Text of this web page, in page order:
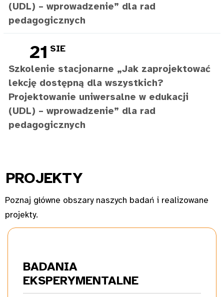
(UDL) – wprowadzenie” dla rad
pedagogicznych
21 SIE
Szkolenie stacjonarne „Jak zaprojektować
lekcję dostępną dla wszystkich?
Projektowanie uniwersalne w edukacji
(UDL) – wprowadzenie” dla rad
pedagogicznych
PROJEKTY
Poznaj główne obszary naszych badań i realizowane
projekty.
BADANIA
EKSPERYMENTALNE